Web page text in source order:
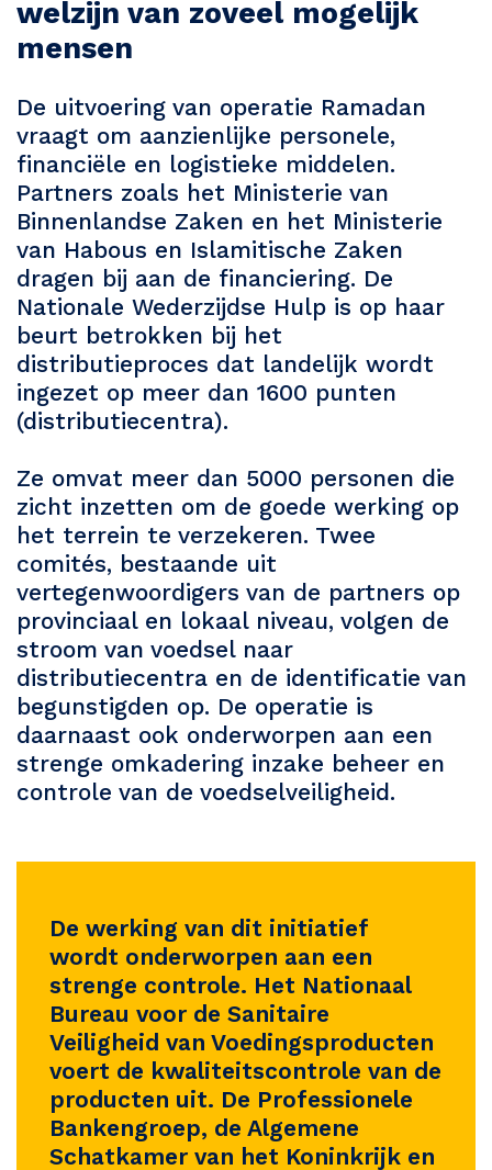
welzijn van zoveel mogelijk
mensen
De uitvoering van operatie Ramadan
vraagt om aanzienlijke personele,
financiële en logistieke middelen.
Partners zoals het Ministerie van
Binnenlandse Zaken en het Ministerie
van Habous en Islamitische Zaken
dragen bij aan de financiering. De
Nationale Wederzijdse Hulp is op haar
beurt betrokken bij het
distributieproces dat landelijk wordt
ingezet op meer dan 1600 punten
(distributiecentra).
Ze omvat meer dan 5000 personen die
zicht inzetten om de goede werking op
het terrein te verzekeren. Twee
comités, bestaande uit
vertegenwoordigers van de partners op
provinciaal en lokaal niveau, volgen de
stroom van voedsel naar
distributiecentra en de identificatie van
begunstigden op. De operatie is
daarnaast ook onderworpen aan een
strenge omkadering inzake beheer en
controle van de voedselveiligheid.
De werking van dit initiatief
wordt onderworpen aan een
strenge controle. Het Nationaal
Bureau voor de Sanitaire
Veiligheid van Voedingsproducten
voert de kwaliteitscontrole van de
producten uit. De Professionele
Bankengroep, de Algemene
Schatkamer van het Koninkrijk en